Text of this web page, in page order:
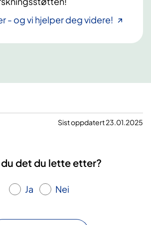
- og vi hjelper deg videre!
Sist oppdatert 23.01.2025
det du lette etter?
Ja Nei